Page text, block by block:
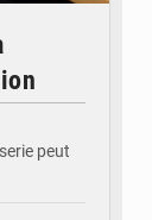
peut